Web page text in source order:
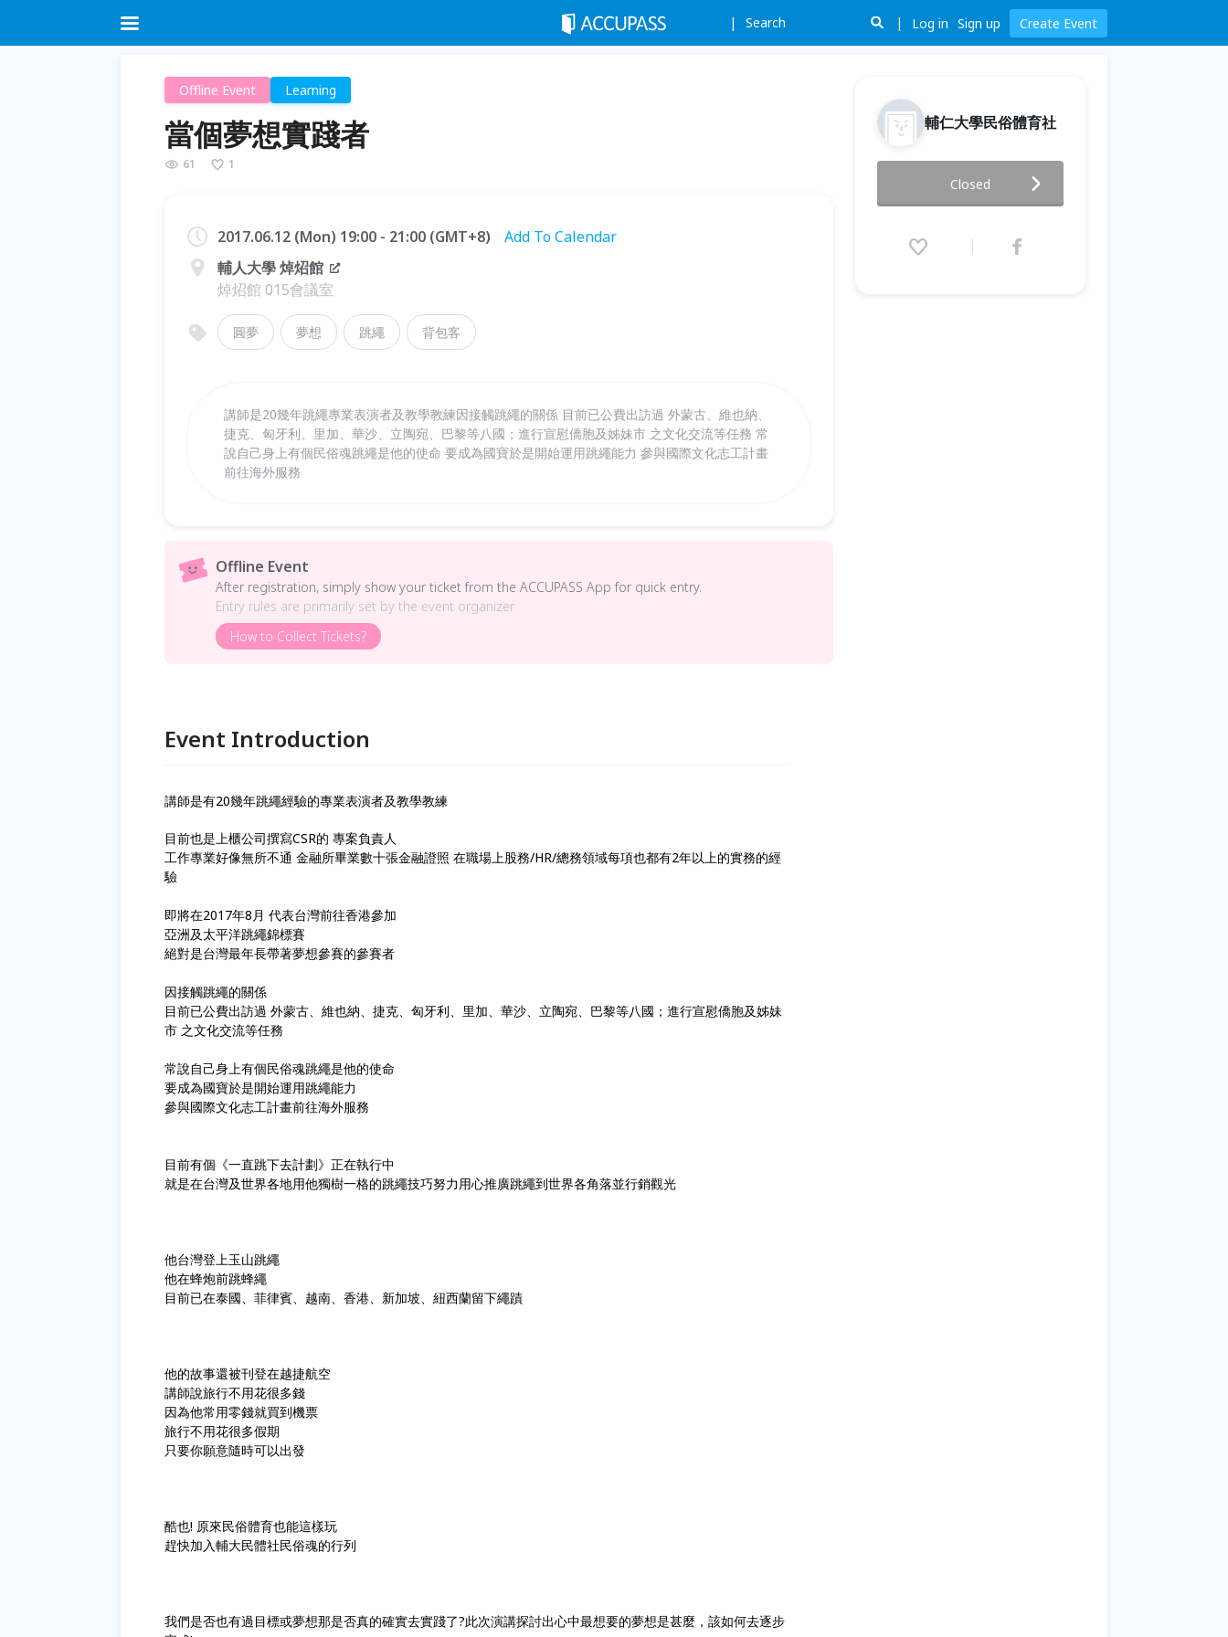
Search Log in Sign up Create Event
Offline Event Learning
當個夢想實踐者
61 1
2017.06.12 (Mon) 19:00 - 21:00 (GMT+8)
Add To Calendar
輔人大學 焯炤館
焯炤館 015會議室
圓夢 夢想 跳繩 背包客
講師是20幾年跳繩專業表演者及教學教練因接觸跳繩的關係 目前已公費出訪過 外蒙古、維也納、
捷克、匈牙利、里加、華沙、立陶宛、巴黎等八國；進行宣慰僑胞及姊妹市 之文化交流等任務 常
說自己身上有個民俗魂跳繩是他的使命 要成為國寶於是開始運用跳繩能力 參與國際文化志工計畫
前往海外服務
Offline Event
After registration, simply show your ticket from the ACCUPASS App for quick entry.
Entry rules are primarily set by the event organizer.
How to Collect Tickets?
Event Introduction
講師是有20幾年跳繩經驗的專業表演者及教學教練
目前也是上櫃公司撰寫CSR的 專案負責人
工作專業好像無所不通 金融所畢業數十張金融證照 在職場上股務/HR/總務領域每項也都有2年以上的實務的經
驗
即將在2017年8月 代表台灣前往香港參加
亞洲及太平洋跳繩錦標賽
絕對是台灣最年長帶著夢想參賽的參賽者
因接觸跳繩的關係
目前已公費出訪過 外蒙古、維也納、捷克、匈牙利、里加、華沙、立陶宛、巴黎等八國；進行宣慰僑胞及姊妹
市 之文化交流等任務
常說自己身上有個民俗魂跳繩是他的使命
要成為國寶於是開始運用跳繩能力
參與國際文化志工計畫前往海外服務
目前有個《一直跳下去計劃》正在執行中
就是在台灣及世界各地用他獨樹一格的跳繩技巧努力用心推廣跳繩到世界各角落並行銷觀光
他台灣登上玉山跳繩
他在蜂炮前跳蜂繩
目前已在泰國、菲律賓、越南、香港、新加坡、紐西蘭留下繩蹟
他的故事還被刊登在越捷航空
講師說旅行不用花很多錢
因為他常用零錢就買到機票
旅行不用花很多假期
只要你願意隨時可以出發
酷也! 原來民俗體育也能這樣玩
趕快加入輔大民體社民俗魂的行列
我們是否也有過目標或夢想那是否真的確實去實踐了?此次演講探討出心中最想要的夢想是甚麼，該如何去逐步
輔仁大學民俗體育社
2017.06.12 (Mon) 19:00 - 21:00
(GMT+8)
Closed